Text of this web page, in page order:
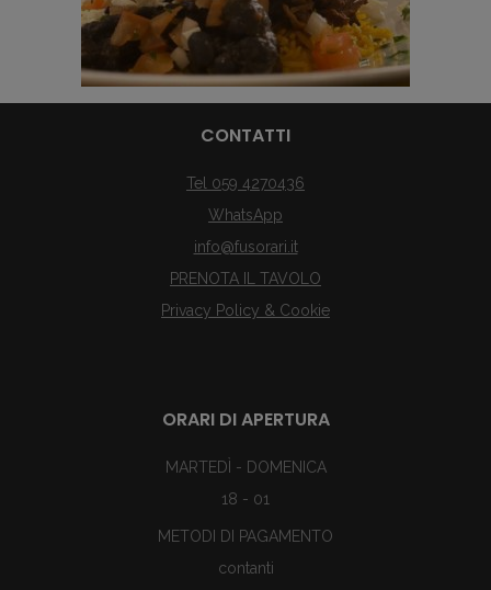
CONTATTI
Tel 059 4270436
WhatsApp
info@fusorari.it
PRENOTA IL TAVOLO
Privacy Policy & Cookie
ORARI DI APERTURA
MARTEDÌ - DOMENICA
18 - 01
METODI DI PAGAMENTO
contanti